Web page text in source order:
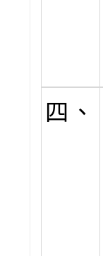
四、